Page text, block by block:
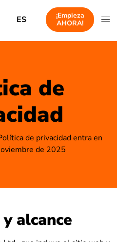
ES
¡Empieza
AHORA!
de
de privacidad entra en
de 2025
alcance